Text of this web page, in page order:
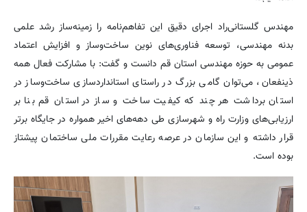
مهندس گلستانی‌راد اجرای دقیق این تفاهم‌نامه را زمینه‌ساز رشد علمی
بدنه مهندسی، توسعه فناوری‌های نوین ساخت‌وساز و افزایش اعتماد
عمومی به حوزه مهندسی استان قم دانست و گفت: با مشارکت فعال همه
ذینفعان، می‌توان گامی بزرگ در راستای استانداردسازی ساخت‌وساز در
استان برداشت هر چند که کیفیت ساخت و ساز در استان قم بنا بر
ارزیابی‌های وزارت راه و شهرسازی طی دهه‌های اخیر همواره در جایگاه برتر
قرار داشته و این سازمان در عرصه رعایت مقررات ملی ساختمان پیشتاز
بوده است.